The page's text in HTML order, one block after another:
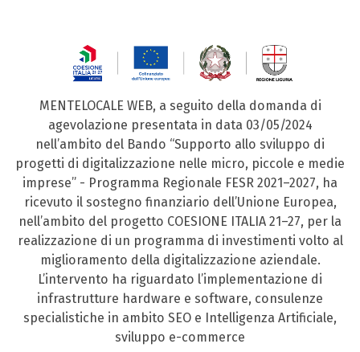
MENTELOCALE WEB, a seguito della domanda di
agevolazione presentata in data 03/05/2024
nell’ambito del Bando “Supporto allo sviluppo di
progetti di digitalizzazione nelle micro, piccole e medie
imprese” - Programma Regionale FESR 2021–2027, ha
ricevuto il sostegno finanziario dell’Unione Europea,
nell’ambito del progetto COESIONE ITALIA 21–27, per la
realizzazione di un programma di investimenti volto al
miglioramento della digitalizzazione aziendale.
L’intervento ha riguardato l’implementazione di
infrastrutture hardware e software, consulenze
specialistiche in ambito SEO e Intelligenza Artificiale,
sviluppo e-commerce